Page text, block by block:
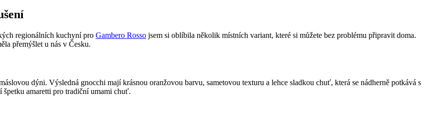
regionálních kuchyní pro Gambero Rosso jsem si oblíbila několik místních variant, které si můžete bez problému připravit doma.
přemýšlet u nás v Česku.
dýni. Výsledná gnocchi mají krásnou oranžovou barvu, sametovou texturu a lehce sladkou chuť, která se nádherně potkává s
amaretti pro tradiční umami chuť.